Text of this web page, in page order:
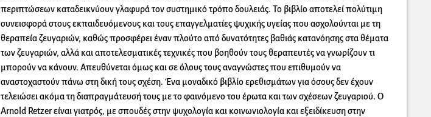
περιπτώσεων καταδεικνύουν γλαφυρά τον συστημικό τρόπο δουλειάς. Το βιβλίο αποτελεί πολύτιμη
συνεισφορά στους εκπαιδευόμενους και τους επαγγελματίες ψυχικής υγείας που ασχολούνται με τη
θεραπεία ζευγαριών, καθώς προσφέρει έναν πλούτο από δυνατότητες βαθιάς κατανόησης στα θέματα
των ζευγαριών, αλλά και αποτελεσματικές τεχνικές που βοηθούν τους θεραπευτές να γνωρίζουν τι
μπορούν να κάνουν. Απευθύνεται όμως και σε όλους τους αναγνώστες που επιθυμούν να
αναστοχαστούν πάνω στη δική τους σχέση. Ένα μοναδικό βιβλίο ερεθισμάτων για όσους δεν έχουν
τελειώσει ακόμα τη διαπραγμάτευσή τους με το φαινόμενο του έρωτα και των σχέσεων ζευγαριού. Ο
Arnold Retzer είναι γιατρός, με σπουδές στην ψυχολογία και κοινωνιολογία και εξειδίκευση στην